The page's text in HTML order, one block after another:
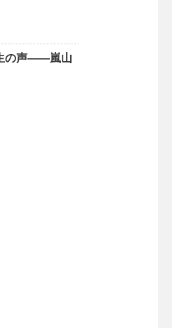
の声——嵐山